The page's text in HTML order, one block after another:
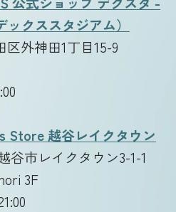
ックススタジアム）
区外神田1丁目15-9
Store 越谷レイクタウン
市レイクタウン3-1-1
3F